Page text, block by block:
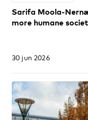
Sarifa Moola-
more humane
30 jun 2026